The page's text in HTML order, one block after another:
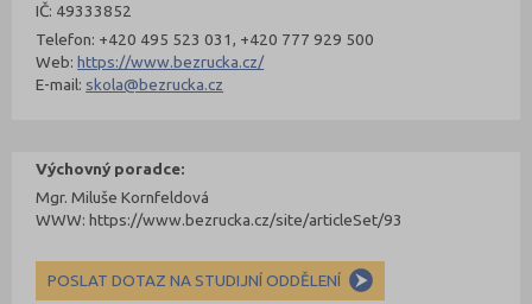
IČ: 49333852
Telefon: +420 495 523 031, +420 777 929 500
Web:https://www.bezrucka.cz/
E-mail: skola@bezrucka.cz
Výchovný poradce:
Mgr. Miluše Kornfeldová
WWW: https://www.bezrucka.cz/site/articleSet/93
POSLAT DOTAZ NA STUDIJNÍ ODDĚLENÍ